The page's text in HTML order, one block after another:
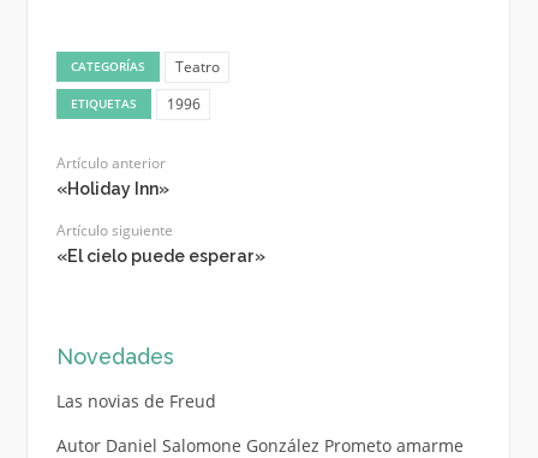
CATEGORÍAS Teatro
ETIQUETAS 1996
Artículo anterior
«Holiday Inn»
Artículo siguiente
«El cielo puede esperar»
Novedades
Las novias de Freud
Autor Daniel Salomone González Prometo amarme